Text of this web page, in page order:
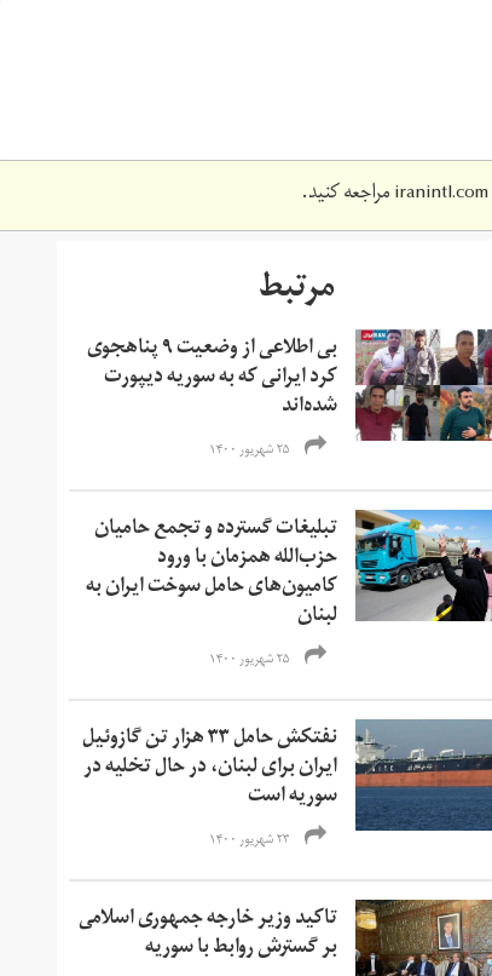
iranintl.comمراجعه کنید.
مرتبط
بی اطلاعی از وضعیت ۹ پناهجوی
کرد ایرانی که به سوریه دیپورت
شده‌اند
۲۵ شهریور ۱۴۰۰
تبلیغات گسترده و تجمع حامیان
حزب‌الله همزمان با ورود
کامیون‌های حامل سوخت ایران به
لبنان
۲۵ شهریور ۱۴۰۰
نفتکش حامل ۳۳ هزار تن گازوئیل
ایران برای لبنان، در حال تخلیه در
سوریه است
۲۳ شهریور ۱۴۰۰
تاکید وزیر خارجه جمهوری اسلامی
بر گسترش روابط با سوریه